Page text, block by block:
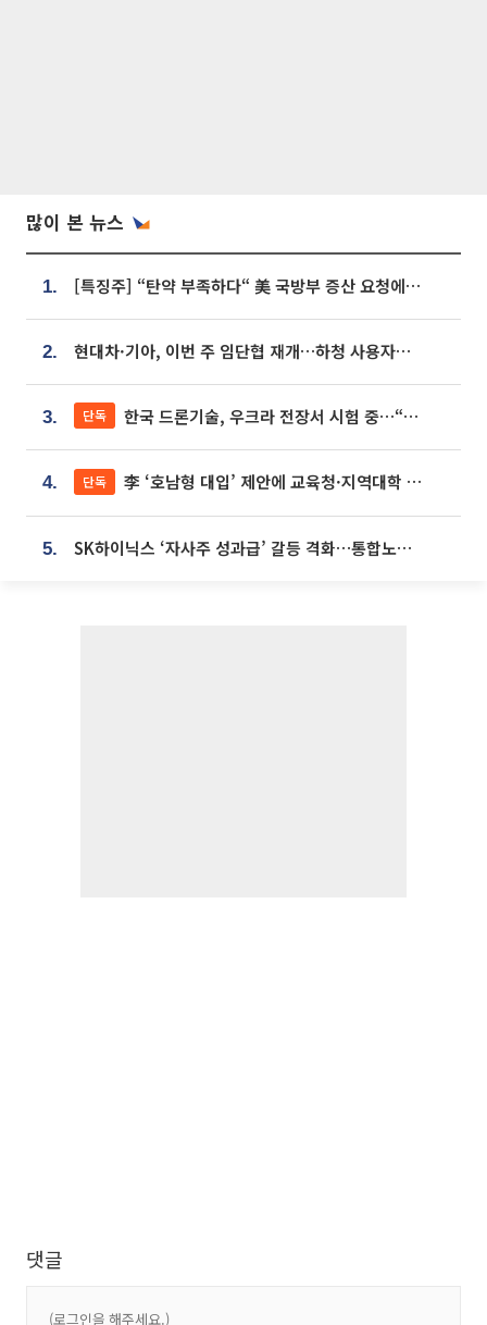
많이 본 뉴스
1. [특징주] “탄약 부족하다“ 美 국방부 증산 요청에⋯국내 방산주 급등세
2. 현대차·기아, 이번 주 임단협 재개…하청 사용자성 재심도 ‘변수’
3. 단독 한국 드론기술, 우크라 전장서 시험 중…“스타트업 여러 곳 참여”
4. 단독 李 ‘호남형 대입’ 제안에 교육청·지역대학 서·논술형 입시 연계 '착수'
5. SK하이닉스 ‘자사주 성과급’ 갈등 격화…통합노조 출범 움직임
댓글